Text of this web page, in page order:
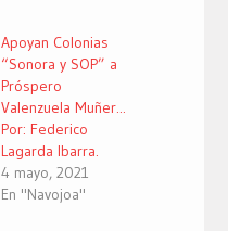
una
ventana
nueva)
Apoyan Colonias
“Sonora y SOP” a
Próspero
Valenzuela Muñer...
Por: Federico
Lagarda Ibarra.
4 mayo, 2021
En "Navojoa"